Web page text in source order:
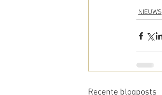
NIEUWS
Recente blogposts